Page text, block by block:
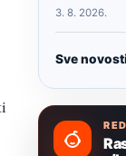
3. 8. 2026.
Sve